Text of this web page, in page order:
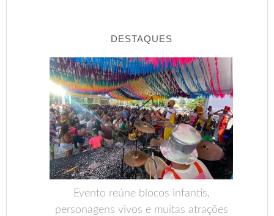
DESTAQUES
Evento reúne blocos infantis,
personagens vivos e muitas atrações